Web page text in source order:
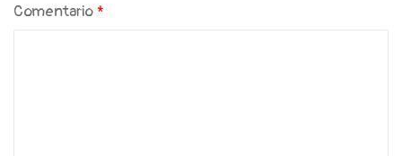
Comentario *